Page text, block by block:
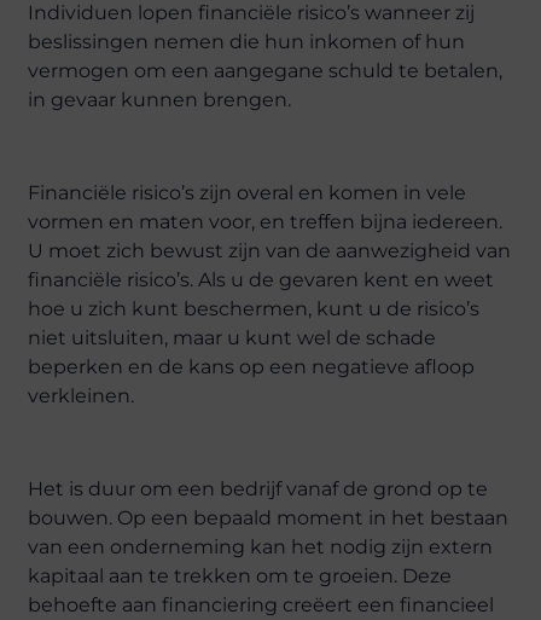
Individuen lopen financiële risico’s wanneer zij
beslissingen nemen die hun inkomen of hun
vermogen om een aangegane schuld te betalen,
in gevaar kunnen brengen.
Financiële risico’s zijn overal en komen in vele
vormen en maten voor, en treffen bijna iedereen.
U moet zich bewust zijn van de aanwezigheid van
financiële risico’s. Als u de gevaren kent en weet
hoe u zich kunt beschermen, kunt u de risico’s
niet uitsluiten, maar u kunt wel de schade
beperken en de kans op een negatieve afloop
verkleinen.
Het is duur om een bedrijf vanaf de grond op te
bouwen. Op een bepaald moment in het bestaan
van een onderneming kan het nodig zijn extern
kapitaal aan te trekken om te groeien. Deze
behoefte aan financiering creëert een financieel